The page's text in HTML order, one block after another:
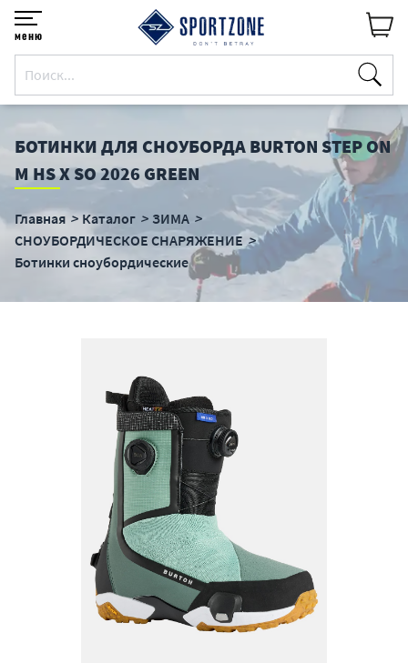
меню
БОТИНКИ ДЛЯ СНОУБОРДА BURTON STEP ON
M HS X SO 2026 GREEN
Главная Каталог
ЗИМА
СНОУБОРДИЧЕСКОЕ СНАРЯЖЕНИЕ
Ботинки сноубордические